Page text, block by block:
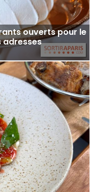
ouverts pour le
adresses